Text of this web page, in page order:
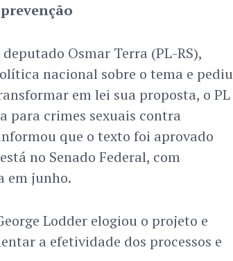
Osmar Terra (PL-RS),
nacional sobre o tema e pediu
em lei sua proposta, o PL
para crimes sexuais contra
que o texto foi aprovado
no Senado Federal, com
em junho.
Lodder elogiou o projeto e
a efetividade dos processos e